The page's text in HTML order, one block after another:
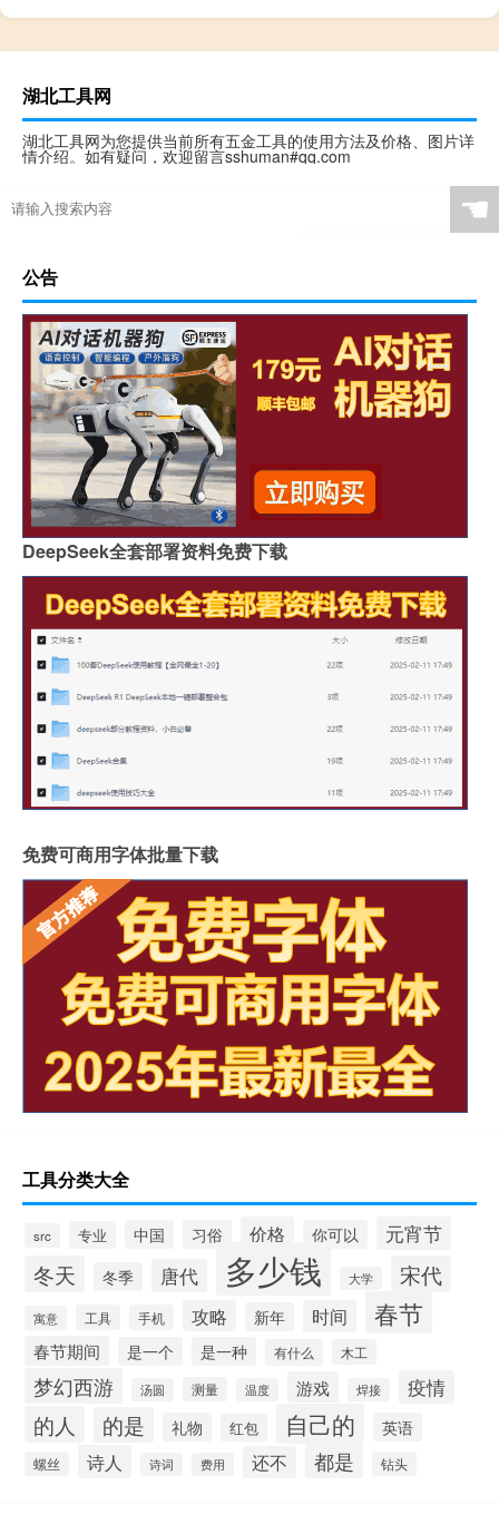
湖北工具网
湖北工具网为您提供当前所有五金工具的使用方法及价格、图片详
情介绍。如有疑问，欢迎留言sshuman#qq.com
☚
公告
DeepSeek全套部署资料免费下载
免费可商用字体批量下载
工具分类大全
src 专业 中国 习俗 价格 你可以 元宵节
冬天 冬季 唐代 多少钱 大学 宋代
寓意 工具 手机 攻略 新年 时间 春节
春节期间 是一个 是一种 有什么 木工
梦幻西游 汤圆 测量 温度 游戏 焊接 疫情
的人 的是 礼物 红包 自己的 英语
螺丝 诗人 诗词 费用 还不 都是 钻头